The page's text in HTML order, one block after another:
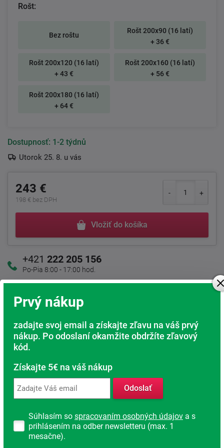
Rošt:
Bez roštu
Rošt 200x90 (16 latí)
+ 36 €
Rošt 200x120 (16 latí)
+ 43 €
Rošt 200x160 (16 latí)
+ 56 €
Rošt 200x180 (16 latí)
+ 64 €
Dostupnosť: 1-2 týdnů
Utorok 25. 8. u vás
243 €
198 € bez DPH
Vložiť do košíka
+421 222 205 156
Po-Pia 8:00 - 17:00 hod.
Kamenná predajňa
Sme tu pre Vás
Doprava ZADARMO
Pri nákupe nad 200 Eur
Radi poradíme s výberom
Rodinná firma
Prvý nákup
zadajte svoj email a získajte zľavu na váš prvý
nákup. Po odoslaní okamžite obdržíte zľavový
kód.
Získajte 5€ na váš nákup
Odoslať
Súhlasím so spracovaním osobných údajov a s
prihlásením na odber newsletteru (max. 1
mesačne).